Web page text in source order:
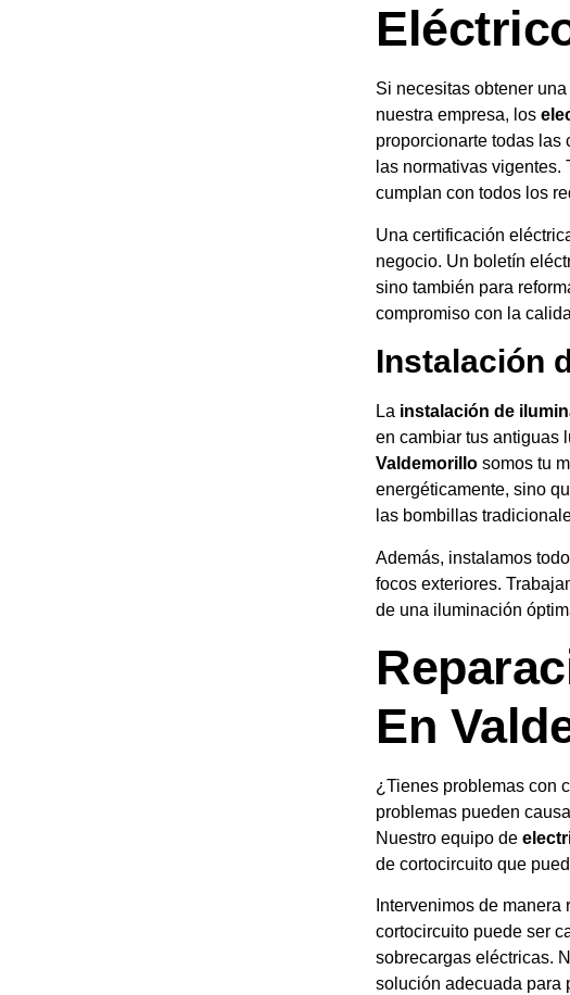
Si necesitas obtener
nuestra empresa, los
proporcionarte todas las
las normativas
cumplan con todos los
Una certificación
negocio. Un boletín
sino también para
compromiso con la
Instalación
La instalación de
en cambiar tus antiguas
Valdemorillo somos tu
energéticamente, sino
las bombillas
Además, instalamos
focos exteriores.
de una iluminación
En
¿Tienes problemas con
problemas pueden
Nuestro equipo de
de cortocircuito que
Intervenimos de
cortocircuito puede ser
sobrecargas eléctricas.
solución adecuada para